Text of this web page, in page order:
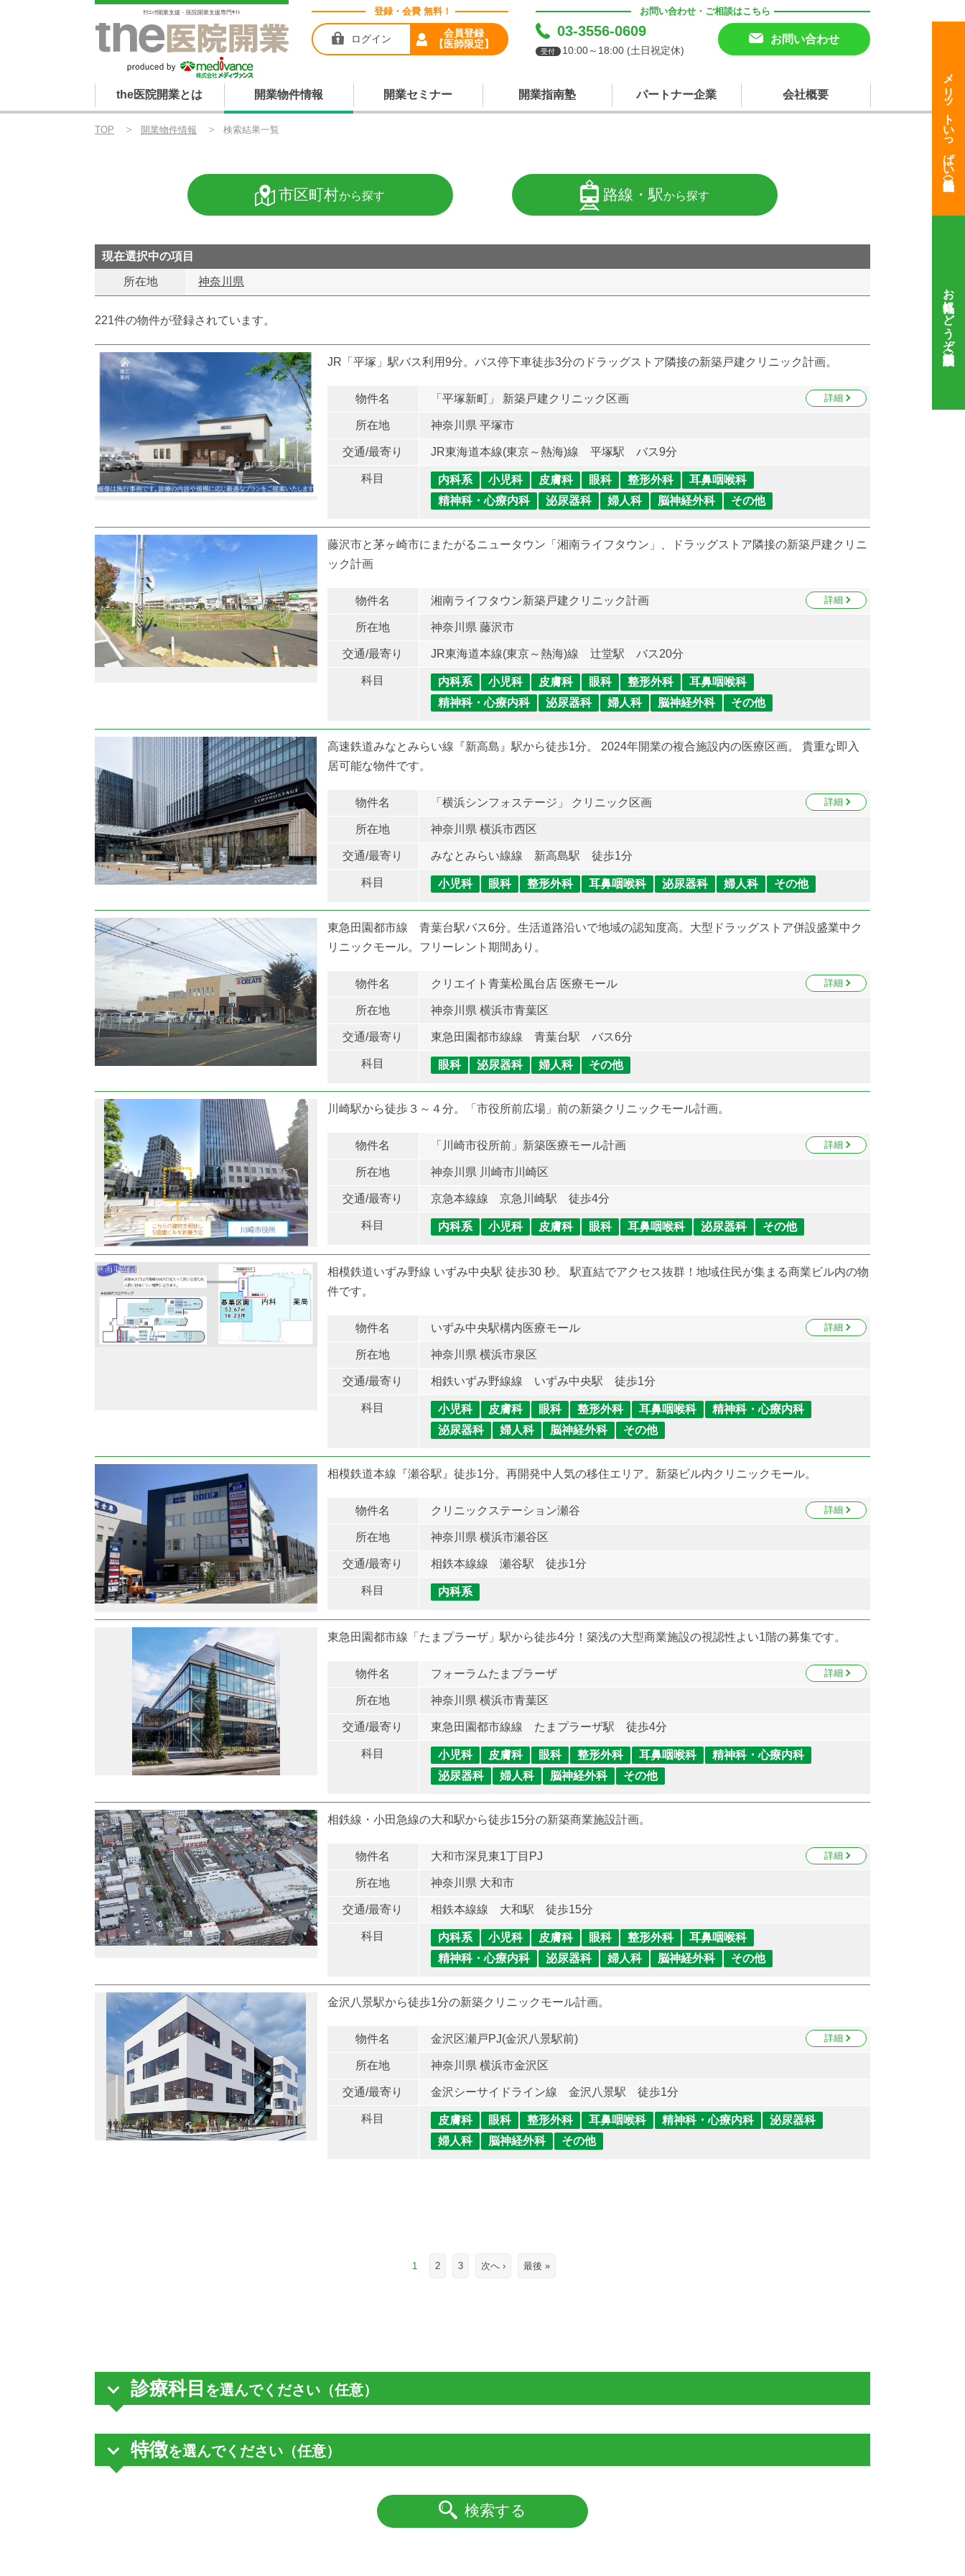
ｸﾘﾆｯｸ開業支援・医院開業支援専門ｻｲﾄ 登録・会費 無料！
ログイン
会員登録
【医師限定】
お問い合わせ・ご相談はこちら
03-3556-0609
受付 10:00～18:00 (土日祝定休)
お問い合わせ
the医院開業とは 開業物件情報 開業セミナー 開業指南塾 パートナー企業 会社概要
TOP 開業物件情報 検索結果一覧
市区町村から探す 路線・駅から探す
現在選択中の項目
所在地 神奈川県
221件の物件が登録されています。
JR「平塚」駅バス利用9分。バス停下車徒歩3分のドラッグストア隣接の新築戸建クリニック計画。
物件名 「平塚新町」 新築戸建クリニック区画 詳細
所在地 神奈川県 平塚市
交通/最寄り JR東海道本線(東京～熱海)線 平塚駅 バス9分
科目 内科系 小児科 皮膚科 眼科 整形外科
耳鼻咽喉科
精神科・心療内科
泌尿器科 婦人科 脳神経外科 その他
藤沢市と茅ヶ崎市にまたがるニュータウン「湘南ライフタウン」、ドラッグストア隣接の新築戸建クリニ
ック計画
物件名 湘南ライフタウン新築戸建クリニック計画 詳細
所在地 神奈川県 藤沢市
交通/最寄り JR東海道本線(東京～熱海)線 辻堂駅 バス20分
科目 内科系 小児科 皮膚科 眼科 整形外科
耳鼻咽喉科
精神科・心療内科
泌尿器科 婦人科 脳神経外科 その他
高速鉄道みなとみらい線『新高島』駅から徒歩1分。 2024年開業の複合施設内の医療区画。 貴重な即入
居可能な物件です。
物件名 「横浜シンフォステージ」 クリニック区画 詳細
所在地 神奈川県 横浜市西区
交通/最寄り みなとみらい線線 新高島駅 徒歩1分
科目 小児科 眼科 整形外科 耳鼻咽喉科 泌尿器科 婦人科 その他
東急田園都市線 青葉台駅バス6分。生活道路沿いで地域の認知度高。大型ドラッグストア併設盛業中ク
リニックモール。フリーレント期間あり。
物件名 クリエイト青葉松風台店 医療モール 詳細
所在地 神奈川県 横浜市青葉区
交通/最寄り 東急田園都市線線 青葉台駅 バス6分
科目 眼科 泌尿器科 婦人科 その他
川崎駅から徒歩３～４分。「市役所前広場」前の新築クリニックモール計画。
物件名 「川崎市役所前」新築医療モール計画 詳細
所在地 神奈川県 川崎市川崎区
交通/最寄り 京急本線線 京急川崎駅 徒歩4分
科目 内科系 小児科 皮膚科 眼科 耳鼻咽喉科 泌尿器科 その他
相模鉄道いずみ野線 いずみ中央駅 徒歩30 秒。 駅直結でアクセス抜群！地域住民が集まる商業ビル内の物
件です。
物件名 いずみ中央駅構内医療モール 詳細
所在地 神奈川県 横浜市泉区
交通/最寄り 相鉄いずみ野線線 いずみ中央駅 徒歩1分
科目 小児科 皮膚科 眼科 整形外科 耳鼻咽喉科
精神科・心療内科
泌尿器科
婦人科 脳神経外科 その他
相模鉄道本線『瀬谷駅』徒歩1分。再開発中人気の移住エリア。新築ビル内クリニックモール。
物件名 クリニックステーション瀬谷 詳細
所在地 神奈川県 横浜市瀬谷区
交通/最寄り 相鉄本線線 瀬谷駅 徒歩1分
科目 内科系
東急田園都市線「たまプラーザ」駅から徒歩4分！築浅の大型商業施設の視認性よい1階の募集です。
物件名 フォーラムたまプラーザ 詳細
所在地 神奈川県 横浜市青葉区
交通/最寄り 東急田園都市線線 たまプラーザ駅 徒歩4分
科目 小児科 皮膚科 眼科 整形外科 耳鼻咽喉科
精神科・心療内科
泌尿器科
婦人科 脳神経外科 その他
相鉄線・小田急線の大和駅から徒歩15分の新築商業施設計画。
物件名 大和市深見東1丁目PJ 詳細
所在地 神奈川県 大和市
交通/最寄り 相鉄本線線 大和駅 徒歩15分
科目 内科系 小児科 皮膚科 眼科 整形外科
耳鼻咽喉科
精神科・心療内科
泌尿器科 婦人科 脳神経外科 その他
金沢八景駅から徒歩1分の新築クリニックモール計画。
物件名 金沢区瀬戸PJ(金沢八景駅前) 詳細
所在地 神奈川県 横浜市金沢区
交通/最寄り 金沢シーサイドライン線 金沢八景駅 徒歩1分
科目 皮膚科 眼科 整形外科 耳鼻咽喉科 精神科・心療内科
泌尿器科
婦人科
脳神経外科 その他
1 2 3 次へ › 最後 »
診療科目 を選んでください（任意）
特徴を選んでください（任意）
検索する
メリットいっぱい
お気軽にどうぞ